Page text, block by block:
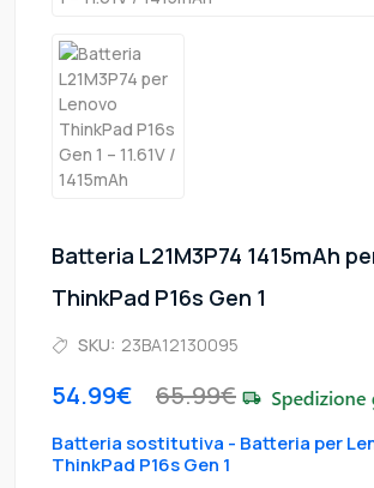
Batteria L21M3P74 1415mAh
ThinkPad P16s Gen 1
SKU: 23BA12130095
54.99€ 65.99€
Batteria sostitutiva - Batteria per
ThinkPad P16s Gen 1